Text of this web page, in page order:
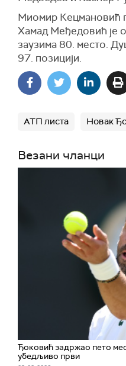
Миомир Кецмановић
Хамад Међедовић је
заузима 80. место.
97. позицији.
АТП листа Новак
Везани чланци
Ђоковић задржао пето
убедљиво први